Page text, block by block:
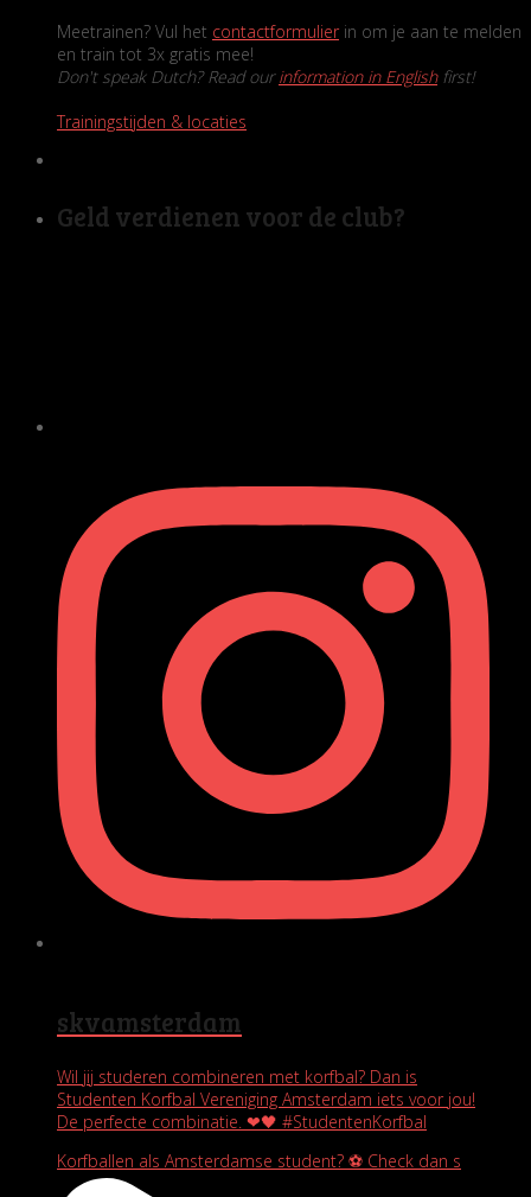
Meetrainen? Vul het contactformulierin om je aan te melden
en train tot 3x gratis mee!
Don't speak Dutch? Read ourinformation in Englishfirst!
Trainingstijden & locaties
Geld verdienen voor de club?
skvamsterdam
Wil jij studeren combineren met korfbal? Dan is
Studenten Korfbal Vereniging Amsterdam iets voor jou!
De perfecte combinatie. ❤🖤 #StudentenKorfbal
Korfballen als Amsterdamse student? ⚽️ Check dan s